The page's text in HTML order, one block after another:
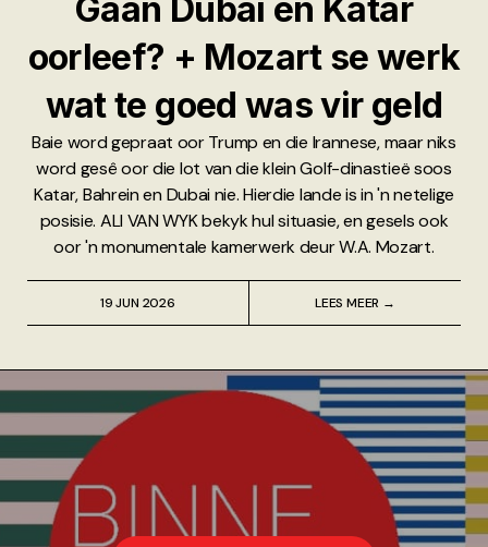
Gaan Dubai en Katar
oorleef? + Mozart se werk
wat te goed was vir geld
Baie word gepraat oor Trump en die Irannese, maar niks
word gesê oor die lot van die klein Golf-dinastieë soos
Katar, Bahrein en Dubai nie. Hierdie lande is in 'n netelige
posisie. ALI VAN WYK bekyk hul situasie, en gesels ook
oor 'n monumentale kamerwerk deur W.A. Mozart.
19 JUN 2026 LEES MEER →